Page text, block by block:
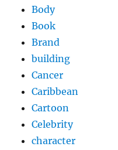
Body
Book
Brand
building
Cancer
Caribbean
Cartoon
Celebrity
character